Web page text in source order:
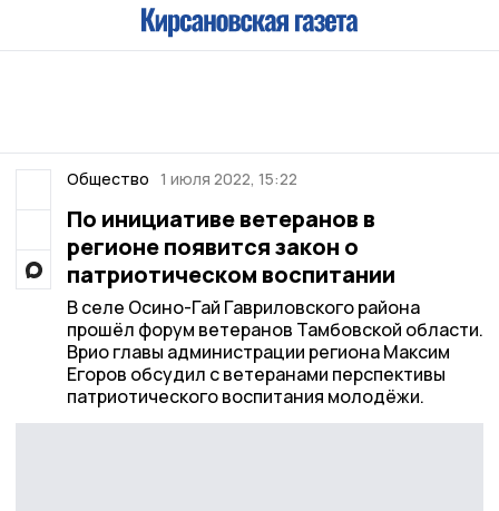
Общество 1 июля 2022, 15:22
По инициативе ветеранов в
регионе появится закон о
патриотическом воспитании
В селе Осино-Гай Гавриловского района
прошёл форум ветеранов Тамбовской области.
Врио главы администрации региона Максим
Егоров обсудил с ветеранами перспективы
патриотического воспитания молодёжи.